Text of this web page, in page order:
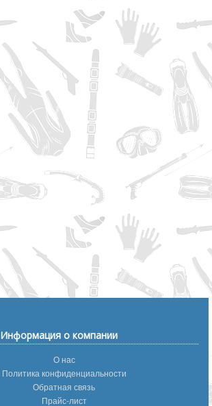
Информация о компании
О нас
Политика конфиденциальности
Обратная связь
Прайс-лист